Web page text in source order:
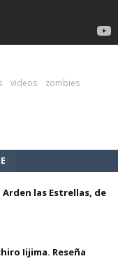
videos zombies
las Estrellas, de
Iijima. Reseña